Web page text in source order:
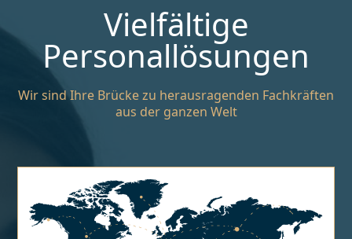
Vielfältige
Personallösungen
Wir sind Ihre Brücke zu herausragenden Fachkräften
aus der ganzen Welt